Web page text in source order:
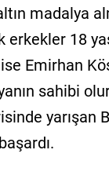
madalya
erkekler 18
Emirhan
sahibi
yarışan